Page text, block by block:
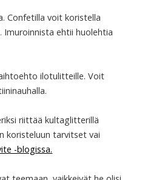
Confetilla voit koristella
ehtii huolehtia
ilotulitteille. Voit
riittää kultaglitterillä
koristeluun tarvitset vai
-blogissa.